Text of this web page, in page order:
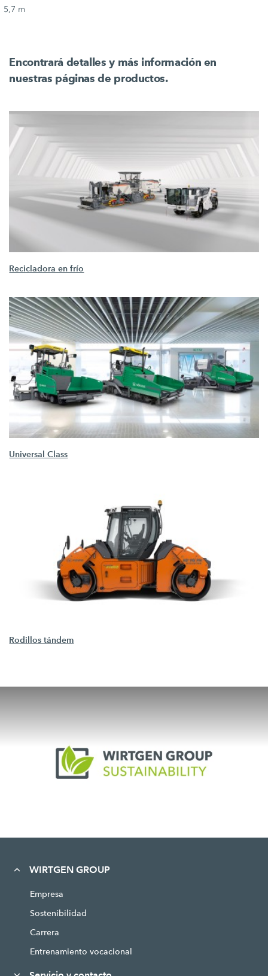
5,7 m
Encontrará detalles y más información en
nuestras páginas de productos.
Recicladora en frío
Universal Class
Rodillos tándem
WIRTGEN GROUP
Empresa
Sostenibilidad
Carrera
Entrenamiento vocacional